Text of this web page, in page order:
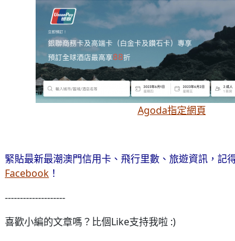
Agoda指定網頁
緊貼最新最潮澳門信用卡、飛行里數、旅遊資訊，記
Facebook ！
--------------------
喜歡小編的文章嗎？比個Like支持我啦 :)